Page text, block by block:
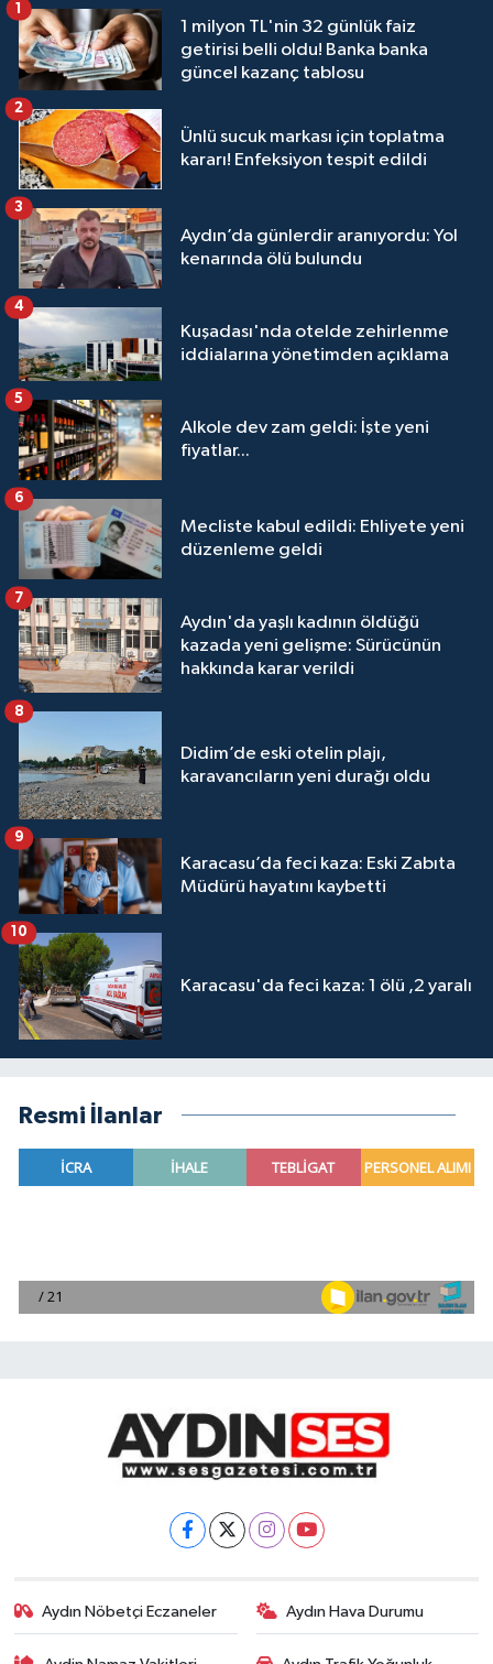
1 milyon TL'nin 32 günlük faiz
getirisi belli oldu! Banka banka
güncel kazanç tablosu
1
Ünlü sucuk markası için toplatma
kararı! Enfeksiyon tespit edildi
2
Aydın’da günlerdir aranıyordu: Yol
kenarında ölü bulundu
3
Kuşadası'nda otelde zehirlenme
iddialarına yönetimden açıklama
4
Alkole dev zam geldi: İşte yeni
fiyatlar...
5
Mecliste kabul edildi: Ehliyete yeni
düzenleme geldi
6
Aydın'da yaşlı kadının öldüğü
kazada yeni gelişme: Sürücünün
hakkında karar verildi
7
Didim’de eski otelin plajı,
karavancıların yeni durağı oldu
8
Karacasu’da feci kaza: Eski Zabıta
Müdürü hayatını kaybetti
9
Karacasu'da feci kaza: 1 ölü ,2 yaralı
10
Resmi İlanlar
Aydın Nöbetçi Eczaneler Aydın Hava Durumu